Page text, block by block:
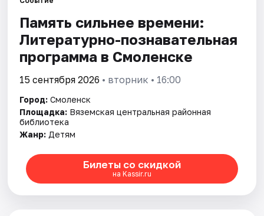
Память сильнее времени:
Литературно-познавательная
программа в Смоленске
15 сентября 2026 • вторник • 16:00
Город: Смоленск
Площадка: Вяземская центральная районная
библиотека
Жанр: Детям
Билеты со скидкой
на Kassir.ru